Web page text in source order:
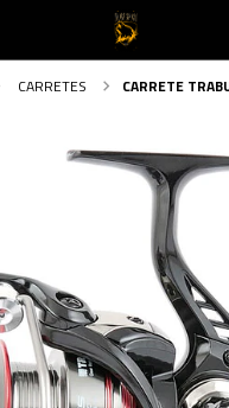
CARRETES CARRETE